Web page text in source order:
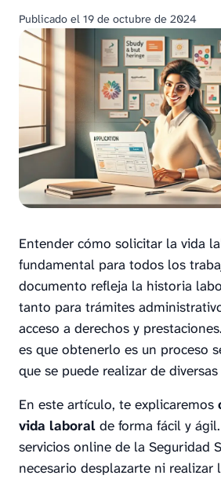
Publicado el 19 de octubre de 2024
Entender cómo solicitar la vida
fundamental para todos los
documento refleja la historia
tanto para trámites
acceso a derechos y
es que obtenerlo es un proceso
que se puede realizar de
En este artículo, te explicaremos
vida laboral de forma fácil y
servicios online de la Seguridad
necesario desplazarte ni realizar